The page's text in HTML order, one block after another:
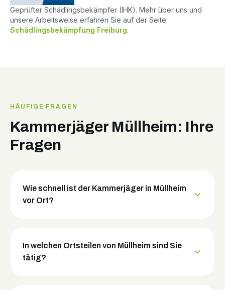
Geprüfter Schädlingsbekämpfer (IHK). Mehr über uns und
unsere Arbeitsweise erfahren Sie auf der Seite
Schädlingsbekämpfung Freiburg.
HÄUFIGE FRAGEN
Kammerjäger Müllheim: Ihre
Fragen
Wie schnell ist der Kammerjäger in Müllheim
vor Ort?
In welchen Ortsteilen von Müllheim sind Sie
tätig?